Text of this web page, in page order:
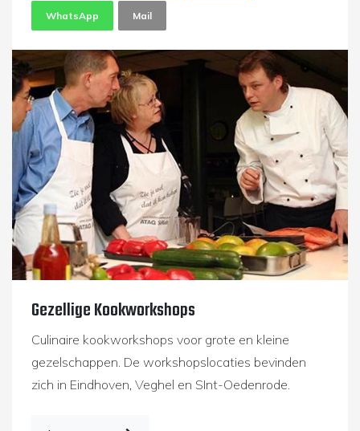
WhatsApp Mail
Gezellige Kookworkshops
Culinaire kookworkshops voor grote en kleine
gezelschappen. De workshopslocaties bevinden
zich in Eindhoven, Veghel en SInt-Oedenrode.